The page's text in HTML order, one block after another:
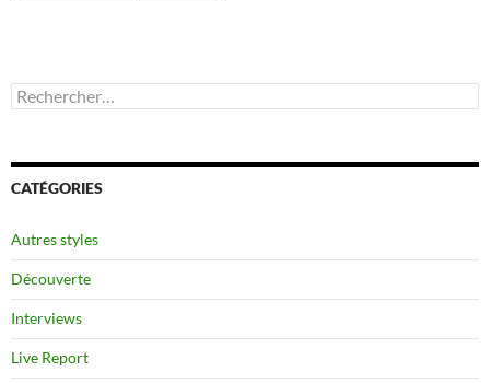
Rechercher :
CATÉGORIES
Autres styles
Découverte
Interviews
Live Report